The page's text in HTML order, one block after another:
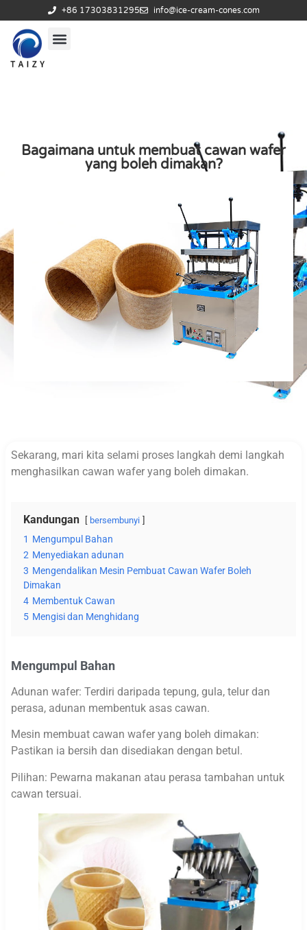
+86 17303831295 info@ice-cream-cones.com
Bagaimana untuk membuat cawan wafer
yang boleh dimakan?
Sekarang, mari kita selami proses langkah demi langkah
menghasilkan cawan wafer yang boleh dimakan.
Kandungan bersembunyi
1 Mengumpul Bahan
2 Menyediakan adunan
3 Mengendalikan Mesin Pembuat Cawan Wafer Boleh
Dimakan
4 Membentuk Cawan
5 Mengisi dan Menghidang
Mengumpul Bahan
Adunan wafer: Terdiri daripada tepung, gula, telur dan
perasa, adunan membentuk asas cawan.
Mesin membuat cawan wafer yang boleh dimakan:
Pastikan ia bersih dan disediakan dengan betul.
Pilihan: Pewarna makanan atau perasa tambahan untuk
cawan tersuai.